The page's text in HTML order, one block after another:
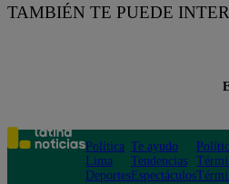
TAMBIÉN TE PUEDE
Política
Lima
Deportes
Te ayudo
Tendencias
Espectáculos